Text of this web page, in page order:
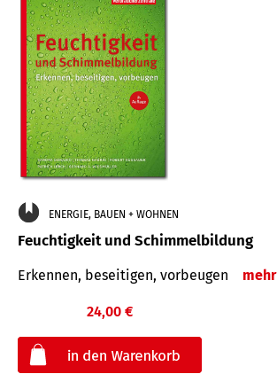
ENERGIE, BAUEN + WOHNEN
Feuchtigkeit und Schimmelbildung
Erkennen, beseitigen, vorbeugen mehr
24,00 €